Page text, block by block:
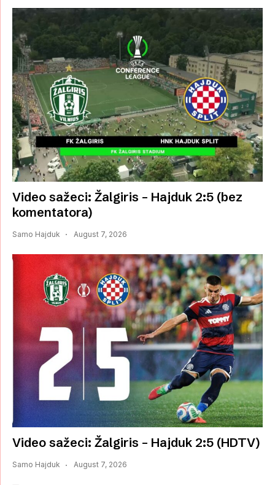
Video sažeci: Žalgiris – Hajduk 2:5 (bez
komentatora)
Samo Hajduk August 7, 2026
Video sažeci: Žalgiris – Hajduk 2:5 (HDTV)
Samo Hajduk August 7, 2026